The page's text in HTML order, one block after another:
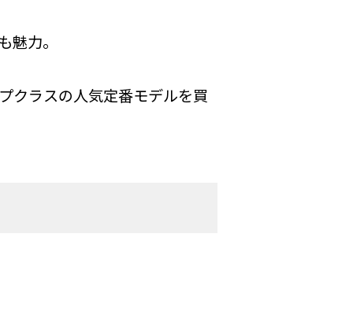
力。
クラスの人気定番モデルを買